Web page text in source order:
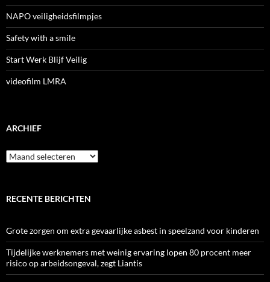
NAPO veiligheidsfilmpjes
Safety with a smile
Start Werk Blijf Veilig
videofilm LMRA
ARCHIEF
Archief
RECENTE BERICHTEN
Grote zorgen om extra gevaarlijke asbest in speelzand voor kinderen
Tijdelijke werknemers met weinig ervaring lopen 80 procent meer
risico op arbeidsongeval, zegt Liantis